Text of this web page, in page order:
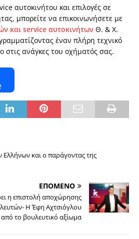
αυτοκινήτου και επιλογές σε
μπορείτε να επικοινωνήσετε με
και service αυτοκινήτων Θ. & Χ.
έναν πλήρη τεχνικό
στις ανάγκες του οχήματός σας.
Ελλήνων και ο παράγοντας της
ΕΠΟΜΕΝΟ
η επιστολή αποχώρησης
Η Έφη Αχτσιόγλου
το βουλευτικό αξίωμα